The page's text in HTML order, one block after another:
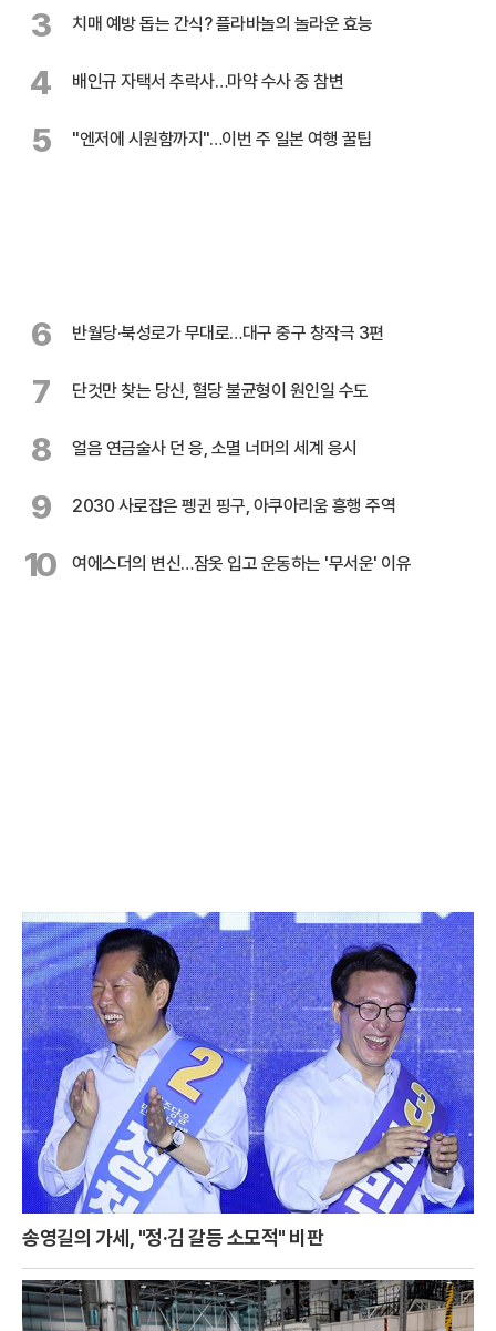
3 치매 예방 돕는 간식? 플라바놀의 놀라운 효능
4 배인규 자택서 추락사…마약 수사 중 참변
5 "엔저에 시원함까지"…이번 주 일본 여행 꿀팁
6 반월당·북성로가 무대로…대구 중구 창작극 3편
7 단것만 찾는 당신, 혈당 불균형이 원인일 수도
8 얼음 연금술사 던 응, 소멸 너머의 세계 응시
9 2030 사로잡은 펭귄 핑구, 아쿠아리움 흥행 주역
10 여에스더의 변신…잠옷 입고 운동하는 '무서운' 이유
송영길의 가세, "정·김 갈등 소모적" 비판